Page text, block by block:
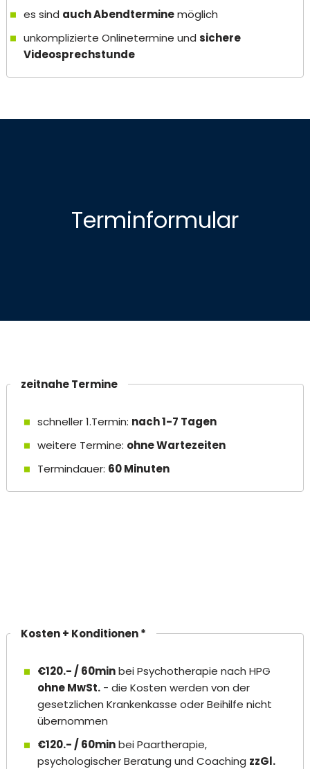
es sind auch Abendterminemöglich
unkomplizierte Onlinetermine undsichere
Videosprechstunde
Terminformular
zeitnahe Termine
schneller 1.Termin: nach 1-7 Tagen
weitere Termine: ohne Wartezeiten
Termindauer: 60 Minuten
Kosten + Konditionen *
€120.- / 60minbei Psychotherapie nach HPG
ohne MwSt. - die Kosten werden von der
gesetzlichen Krankenkasse oder Beihilfe nicht
übernommen
€120.- / 60minbei Paartherapie,
psychologischer Beratung und Coaching zzGl.